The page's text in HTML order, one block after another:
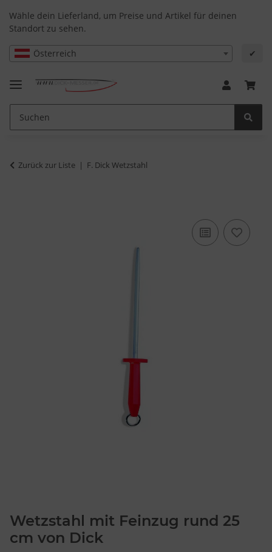
Wähle dein Lieferland, um Preise und Artikel für deinen
Standort zu sehen.
Österreich ✔
Zurück zur Liste F. Dick Wetzstahl
Wetzstahl mit Feinzug rund 25
cm von Dick